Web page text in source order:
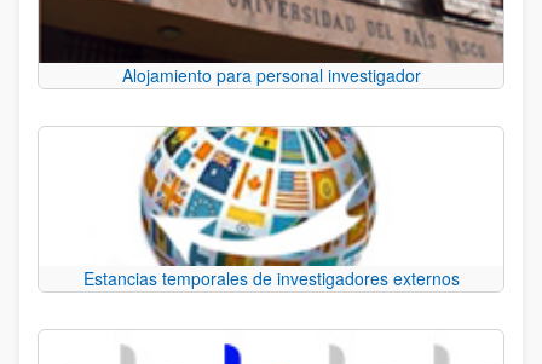
Alojamiento para personal investigador
Estancias temporales de investigadores externos